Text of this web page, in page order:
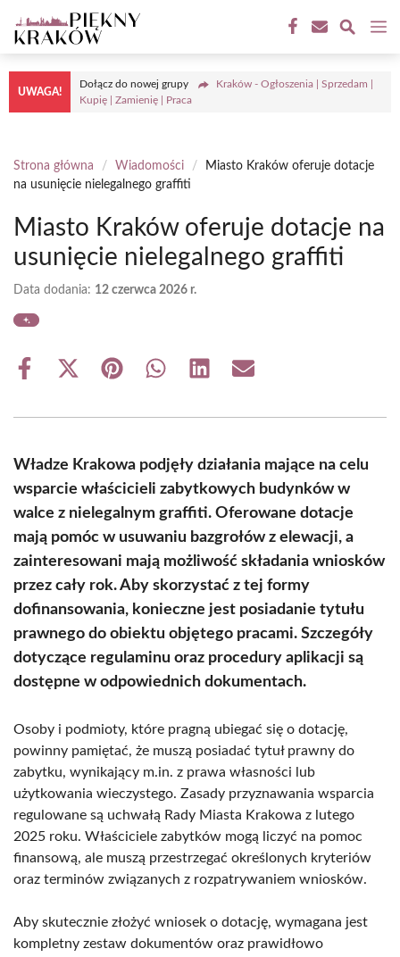
do
treści
UWAGA!
Dołącz do nowej grupy
Kraków - Ogłoszenia | Sprzedam |
Kupię | Zamienię | Praca
Strona główna / Wiadomości /
Miasto Kraków oferuje dotacje
na usunięcie nielegalnego graffiti
Miasto Kraków oferuje dotacje na
usunięcie nielegalnego graffiti
Data dodania: 12 czerwca 2026 r.
Share
Share
(Twitter)
Share Share Share Share
Władze Krakowa podjęły działania mające na celu
wsparcie właścicieli zabytkowych budynków w
walce z nielegalnym graffiti. Oferowane dotacje
mają pomóc w usuwaniu bazgrołów z elewacji, a
zainteresowani mają możliwość składania wniosków
przez cały rok. Aby skorzystać z tej formy
dofinansowania, konieczne jest posiadanie tytułu
prawnego do obiektu objętego pracami. Szczegóły
dotyczące regulaminu oraz procedury aplikacji są
dostępne w odpowiednich dokumentach.
Osoby i podmioty, które pragną ubiegać się o dotację,
powinny pamiętać, że muszą posiadać tytuł prawny do
zabytku, wynikający m.in. z prawa własności lub
użytkowania wieczystego. Zasady przyznawania wsparcia
regulowane są uchwałą Rady Miasta Krakowa z lutego
2025 roku. Właściciele zabytków mogą liczyć na pomoc
finansową, ale muszą przestrzegać określonych kryteriów
oraz terminów związanych z rozpatrywaniem wniosków.
Aby skutecznie złożyć wniosek o dotację, wymagana jest
kompletny zestaw dokumentów oraz prawidłowo